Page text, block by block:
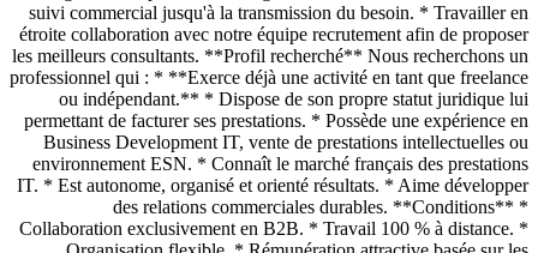
suivi commercial jusqu'à la transmission du besoin. * Travailler en
étroite collaboration avec notre équipe recrutement afin de proposer
les meilleurs consultants. **Profil recherché** Nous recherchons un
professionnel qui : * **Exerce déjà une activité en tant que freelance
ou indépendant.** * Dispose de son propre statut juridique lui
permettant de facturer ses prestations. * Possède une expérience en
Business Development IT, vente de prestations intellectuelles ou
environnement ESN. * Connaît le marché français des prestations
IT. * Est autonome, organisé et orienté résultats. * Aime développer
des relations commerciales durables. **Conditions** *
Collaboration exclusivement en B2B. * Travail 100 % à distance. *